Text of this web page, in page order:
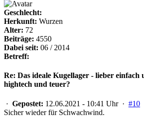
Geschlecht:
Herkunft: Wurzen
Alter: 72
Beiträge: 4550
Dabei seit: 06 / 2014
Betreff:
Re: Das ideale Kugellager - lieber einfach
hightech und teuer?
· Gepostet: 12.06.2021 - 10:41 Uhr · #10
Sicher wieder für Schwachwind.